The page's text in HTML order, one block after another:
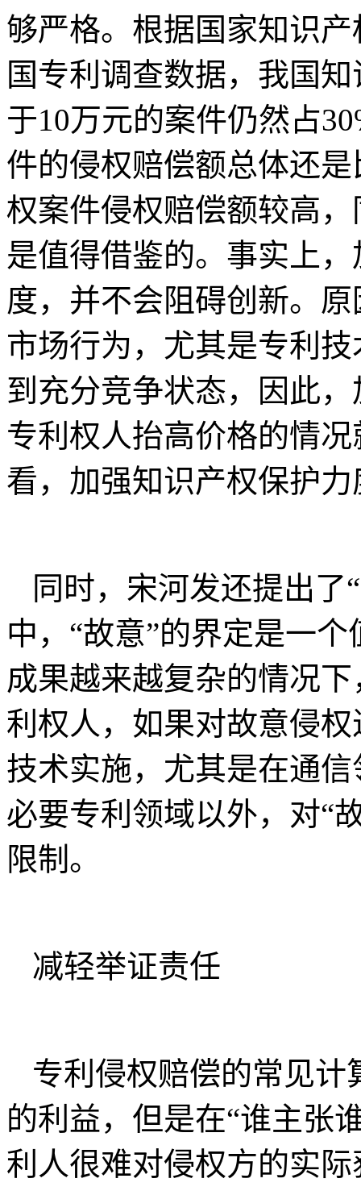
够严格。根据国家知识
国专利调查数据，我国
于10万元的案件仍然占
件的侵权赔偿额总体还
权案件侵权赔偿额较高
是值得借鉴的。事实上
度，并不会阻碍创新。
市场行为，尤其是专利
到充分竞争状态，因此
专利权人抬高价格的情
看，加强知识产权保护
同时，宋河发还提出了
中，“故意”的界定是一
成果越来越复杂的情况
利权人，如果对故意侵
技术实施，尤其是在通
必要专利领域以外，对“
限制。
减轻举证责任
专利侵权赔偿的常见
的利益，但是在“谁主张
利人很难对侵权方的实